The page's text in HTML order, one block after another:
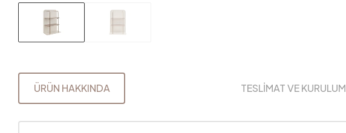
ÜRÜN HAKKINDA TESLİMAT VE KURULUM